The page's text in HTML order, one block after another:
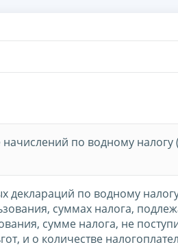
начислений по водному
деклараций по водному
суммах налога,
сумме налога, не
и о количестве